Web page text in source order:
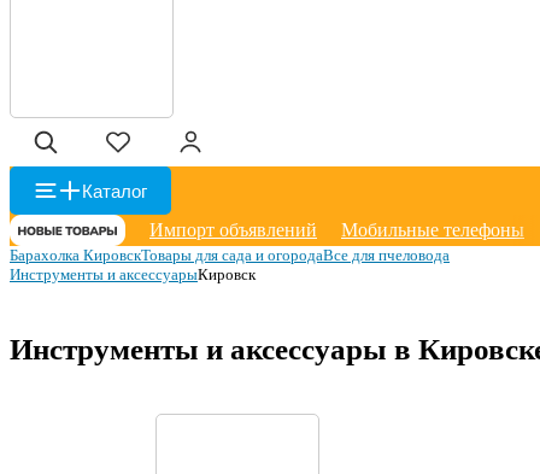
Каталог
Импорт объявлений
Мобильные телефоны
Барахолка КировскТовары для сада и огородаВсе для пчеловода
Инструменты и аксессуарыКировск
Инструменты и аксессуары в